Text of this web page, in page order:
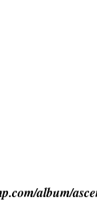
album/